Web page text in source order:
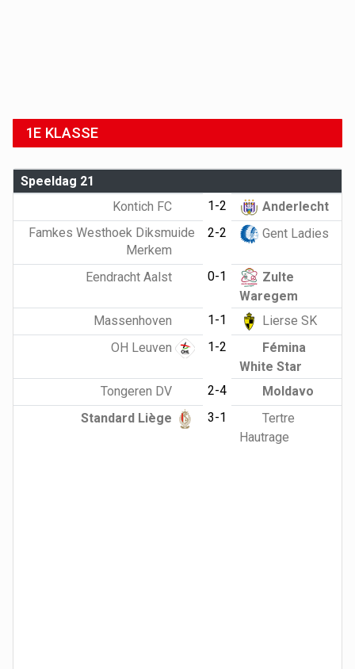
1E KLASSE
Speeldag 21
Kontich FC
1-2
Anderlecht
Famkes Westhoek Diksmuide
Merkem
2-2 Gent Ladies
Eendracht Aalst 0-1
Zulte
Waregem
Massenhoven
1-1
Lierse SK
OH Leuven
1-2
Fémina
White Star
Tongeren DV
2-4
Moldavo
Standard Liège
3-1
Tertre
Hautrage